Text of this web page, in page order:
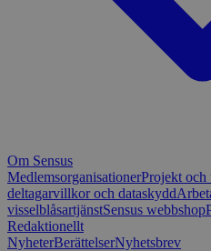
Om Sensus
MedlemsorganisationerProjekt och
deltagarvillkor och dataskydd
visselblåsartjänstSensus webbshop
Redaktionellt
NyheterBerättelserNyhetsbrev